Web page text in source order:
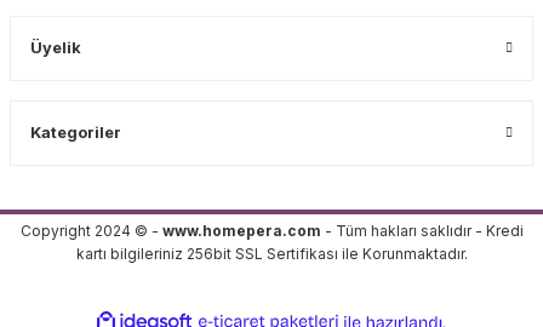
Üyelik
Kategoriler
Copyright 2024 © - www.homepera.com - Tüm hakları saklıdır - Kredi
kartı bilgileriniz 256bit SSL Sertifikası ile Korunmaktadır.
ideasoft e-